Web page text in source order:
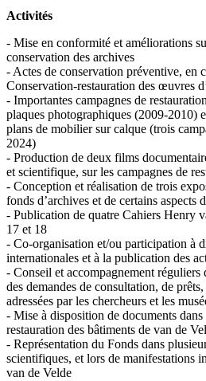
Activités
- Mise en conformité et améliorations
conservation des archives
- Actes de conservation préventive, en
Conservation-restauration des œuvres
- Importantes campagnes de
plaques photographiques (2009-2010)
plans de mobilier sur calque (trois
2024)
- Production de deux films
et scientifique, sur les campagnes de
- Conception et réalisation de trois
fonds d’archives et de certains aspects
- Publication de quatre Cahiers Henry
17 et 18
- Co-organisation et/ou participation à
internationales et à la publication des
- Conseil et accompagnement réguliers
des demandes de consultation, de
adressées par les chercheurs et les
- Mise à disposition de documents dans
restauration des bâtiments de van de
- Représentation du Fonds dans
scientifiques, et lors de manifestations
van de Velde